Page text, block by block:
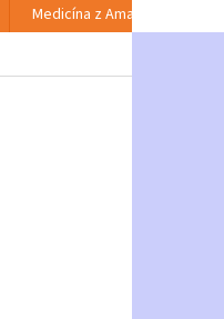
Medicína z Amazonie